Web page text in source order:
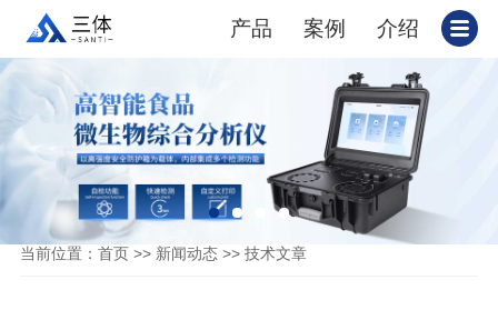
产品 案例 介绍
当前位置： 首页>> 新闻动态>> 技术文章